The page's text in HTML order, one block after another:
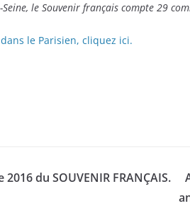
le Souvenir français compte 29
le Parisien, cliquez ici.
du SOUVENIR FRANÇAIS.